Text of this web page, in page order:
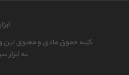
کلیه حقوق مادی و معنوی
به